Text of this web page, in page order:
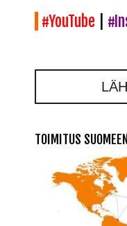
#YouTube
TOIMITUS